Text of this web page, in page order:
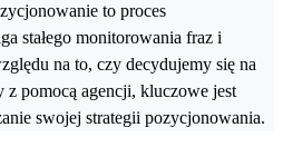
to proces
stałego monitorowania fraz i
na to, czy decydujemy się na
z pomocą agencji, kluczowe jest
swojej strategii pozycjonowania.